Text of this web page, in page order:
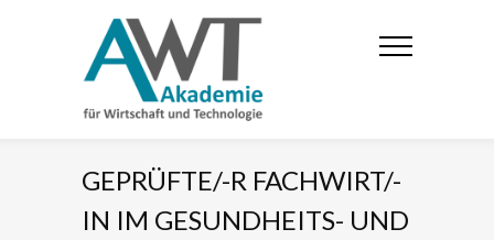
GEPRÜFTE/-R FACHWIRT/-
IN IM GESUNDHEITS- UND